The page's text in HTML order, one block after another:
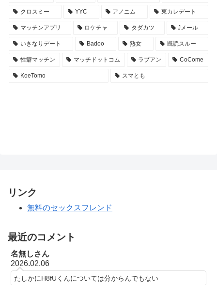
クロスミー YYC アノニム 東カレデート
マッチンアプリ ロケチャ タダカツ Jメール
いきなりデート Badoo 熟女 既読スルー
性癖マッチン マッチドットコム ラブアン CoCome
KoeTomo スマとも
リンク
無料のセックスフレンド
最近のコメント
名無しさん
2026.02.06
たしかにH8fUくんについては分からんでもない